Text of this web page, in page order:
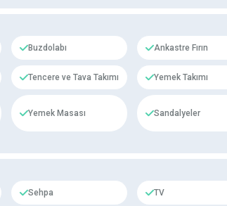
Buzdolabı Ankastre Fırın
Tencere ve Tava Takımı Yemek Takımı
Yemek Masası Sandalyeler
Sehpa TV